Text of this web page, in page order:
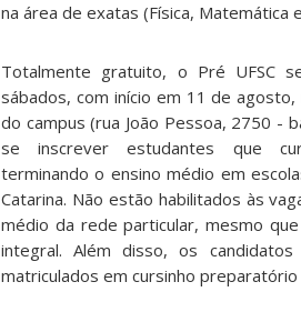
na área de exatas (Física, Matemática
Totalmente gratuito, o Pré UFSC
sábados, com início em 11 de agosto,
do campus (rua João Pessoa, 2750 -
se inscrever estudantes que
terminando o ensino médio em
Catarina. Não estão habilitados às
médio da rede particular, mesmo
integral. Além disso, os
matriculados em cursinho